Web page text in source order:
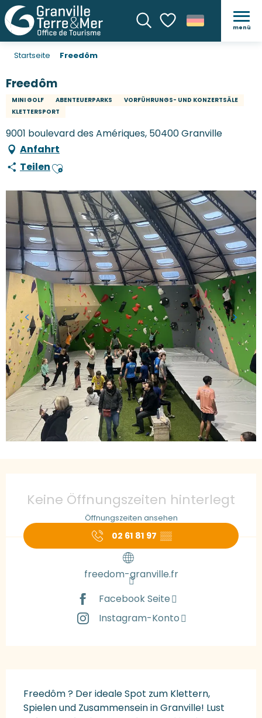
SucheVoir les favoris
menü
Startseite Freedôm
Freedôm
MINI GOLF ABENTEUERPARKS
VORFÜHRUNGS- UND KONZERTSÄLE
KLETTERSPORT
9001 boulevard des Amériques, 50400 Granville
Anfahrt
TeilenAjouter aux favoris
Keine Öffnungszeiten hinterlegt
Öffnungszeiten ansehen
02 61 81 97 ▒▒
freedom-granville.fr
Facebook Seite
Instagram-Konto
Freedôm ? Der ideale Spot zum Klettern,
Spielen und Zusammensein in Granville! Lust